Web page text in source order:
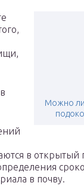
Можно ли
в открытый
в почву.